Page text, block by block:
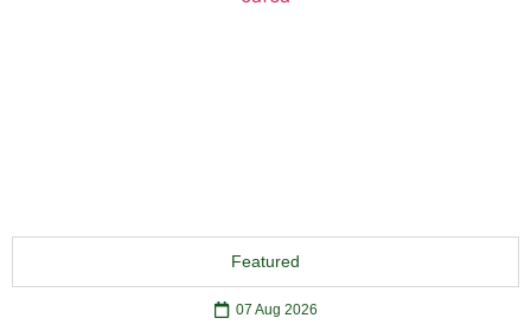
Featured
07 Aug 2026